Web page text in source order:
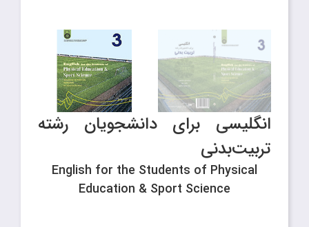
انگلیسی‌ برای‌ دانشجویان‌ رشته
تربیت‌بدنی
English for the Students of Physical
Education & Sport Science